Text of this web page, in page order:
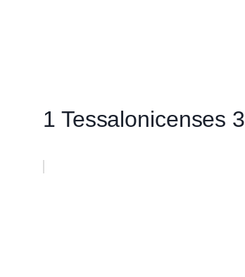
1 Tessalonicenses 3